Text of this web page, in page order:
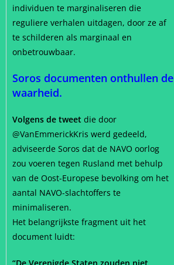
individuen te marginaliseren die
reguliere verhalen uitdagen, door ze af
te schilderen als marginaal en
onbetrouwbaar.
Soros documenten onthullen de
waarheid.
Volgens de tweet die door
@VanEmmerickKris werd gedeeld,
adviseerde Soros dat de NAVO oorlog
zou voeren tegen Rusland met behulp
van de Oost-Europese bevolking om het
aantal NAVO-slachtoffers te
minimaliseren.
Het belangrijkste fragment uit het
document luidt: